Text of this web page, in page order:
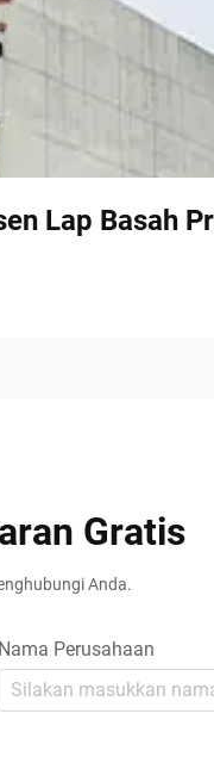
Lap Basah
Gratis
Anda.
Nama Perusahaan